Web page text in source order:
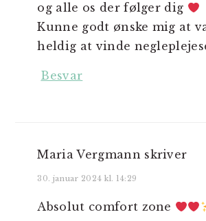
og alle os der følger dig
Kunne godt ønske mig at
heldig at vinde
Besvar
Maria Vergmann skriver
30. januar 2024 kl. 14:29
Absolut comfort zone